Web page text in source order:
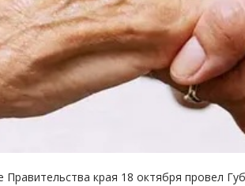
Правительства края 18 октября провел